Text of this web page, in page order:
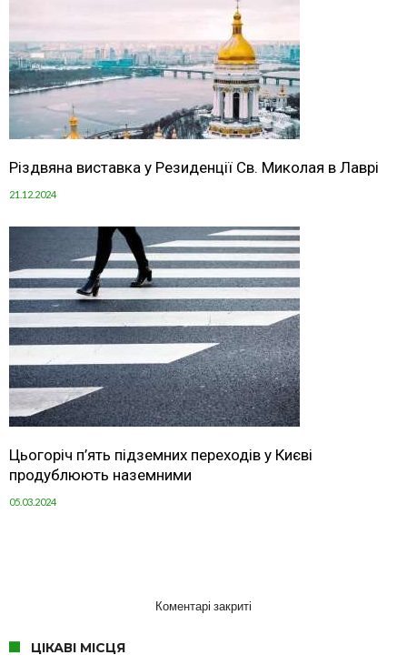
Різдвяна виставка у Резиденції Св. Миколая в Лаврі
21.12.2024
Цьогоріч п’ять підземних переходів у Києві
продублюють наземними
05.03.2024
Коментарі закриті
ЦІКАВІ МІСЦЯ